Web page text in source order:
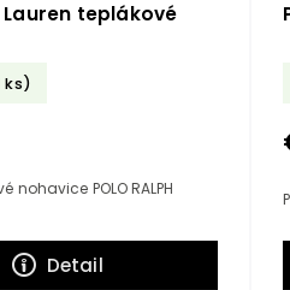
Lauren teplákové
ks)
Detail
nohavice POLO RALPH